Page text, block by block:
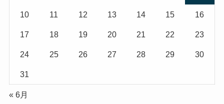
10 11 12 13 14 15 16
17 18 19 20 21 22 23
24 25 26 27 28 29 30
31
« 6月